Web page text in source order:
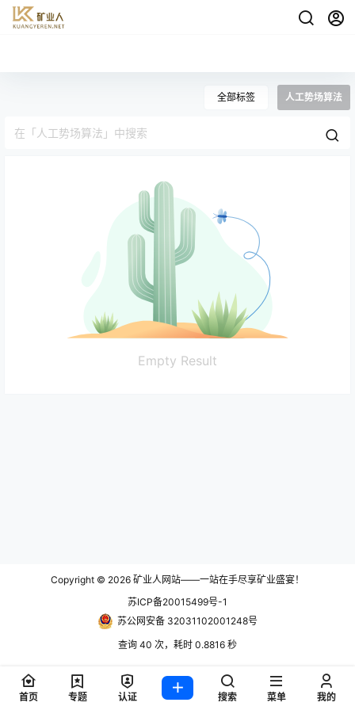
全部标签 人工势场算法
Empty Result
Copyright © 2026 矿业人网站——一站在手尽享矿业盛宴！
苏ICP备20015499号-1
苏公网安备 32031102001248号
查询 40 次，耗时 0.8816 秒
首页 专题 认证 搜索 菜单 我的